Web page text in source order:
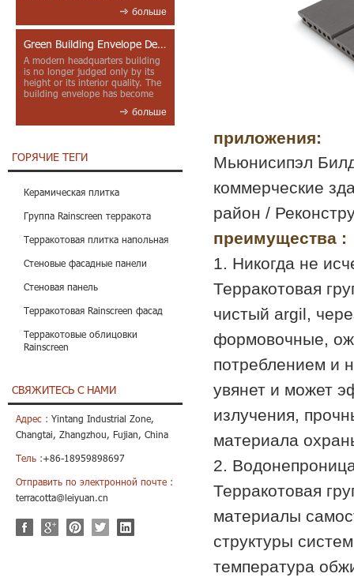
больше
Green Building Envelope Design: Clay Sunscreen Fins for Modern Headquarters Architecture
A modern headquarters building
is no longer judged only by its
height or its interior quality. The
building envelope has become
больше
ГОРЯЧИЕ ТЕГИ
Керамическая плитка
Группа Rainscreen терракота
Терракотовая плитка напольная
Стеновые фасадные панели
Стеновая панель
Терракотовая Rainscreen фасад
Терракотовые облицовки
Rainscreen
СВЯЖИТЕСЬ С НАМИ
Адрес : Yintang Industrial Zone,
Changtai, Zhangzhou, Fujian, China
Тель :+86-18959898697
Отправить по электронной почте :
terracotta@leiyuan.cn
приложения:
Мьюнисипэл
коммерческие
район /
преимущества :
1. Никогда не
Терракотовая
чистый argil,
формовочные,
потреблением и
увянет и может
излучения,
материала
2.
Терракотовая
материалы
структуры
температура